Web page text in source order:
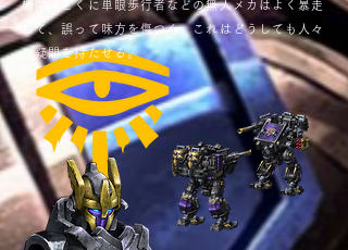
機関、とくに単眼歩行者などの無人メカはよく暴走
して、誤って味方を傷つく。これはどうしても人々
に疑問を持たせる。